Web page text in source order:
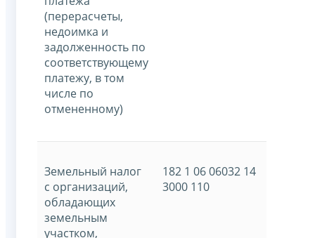
(перерасчеты,
недоимка и
задолженность по
соответствующему
платежу, в том
числе по
отмененному)
Земельный налог
с организаций,
обладающих
земельным
участком,
182 1 06 06032 14
3000 110